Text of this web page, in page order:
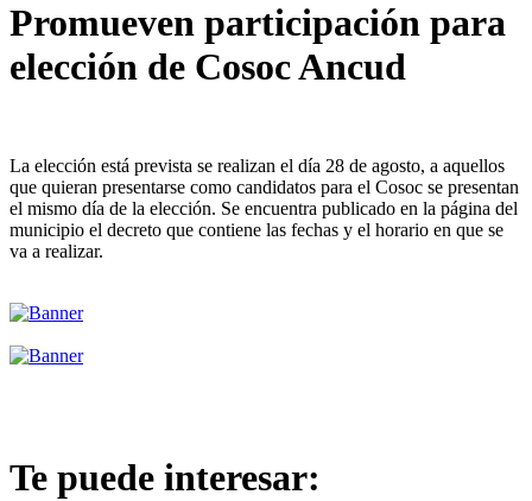
Promueven participación para
elección de Cosoc Ancud
La elección está prevista se realizan el día 28 de agosto, a aquellos
que quieran presentarse como candidatos para el Cosoc se presentan
el mismo día de la elección. Se encuentra publicado en la página del
municipio el decreto que contiene las fechas y el horario en que se
va a realizar.
Te puede interesar: